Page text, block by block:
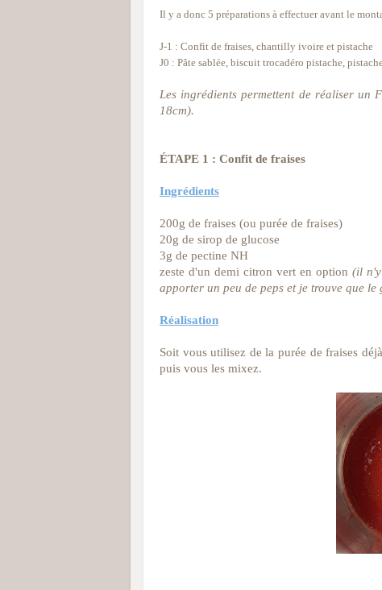
Il y a donc 5 préparations à effectuer avant le
J-1 : Confit de fraises, chantilly ivoire et pistache
J0 : Pâte sablée, biscuit trocadéro pistache,
Les ingrédients permettent de réaliser un
18cm).
ÉTAPE 1 : Confit de fraises
Ingrédients
200g de fraises (ou purée de fraises)
20g de sirop de glucose
3g de pectine NH
zeste d'un demi citron vert en option(il
apporter un peu de peps et je trouve que
Réalisation
Soit vous utilisez de la purée de fraises
puis vous les mixez.